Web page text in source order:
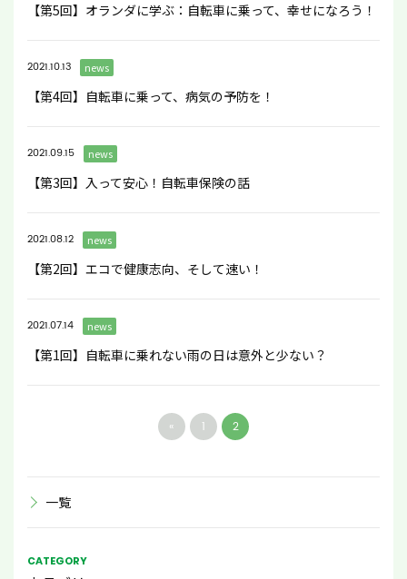
【第5回】オランダに学ぶ：自転車に乗って、幸せになろう！
2021.10.13 news
【第4回】自転車に乗って、病気の予防を！
2021.09.15 news
【第3回】入って安心！自転車保険の話
2021.08.12 news
【第2回】エコで健康志向、そして速い！
2021.07.14 news
【第1回】自転車に乗れない雨の日は意外と少ない？
« 1 2
一覧
CATEGORY